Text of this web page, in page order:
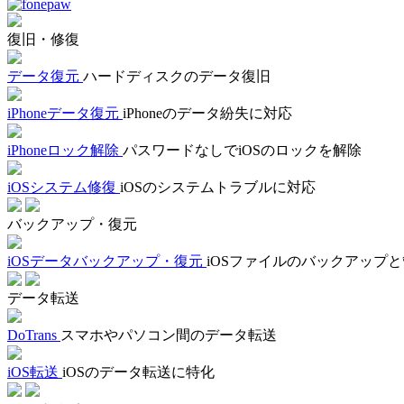
復旧・修復
データ復元 ハードディスクのデータ復旧
iPhoneデータ復元 iPhoneのデータ紛失に対応
iPhoneロック解除 パスワードなしでiOSのロックを解除
iOSシステム修復 iOSのシステムトラブルに対応
バックアップ・復元
iOSデータバックアップ・復元 iOSファイルのバックアップ
データ転送
DoTrans スマホやパソコン間のデータ転送
iOS転送 iOSのデータ転送に特化